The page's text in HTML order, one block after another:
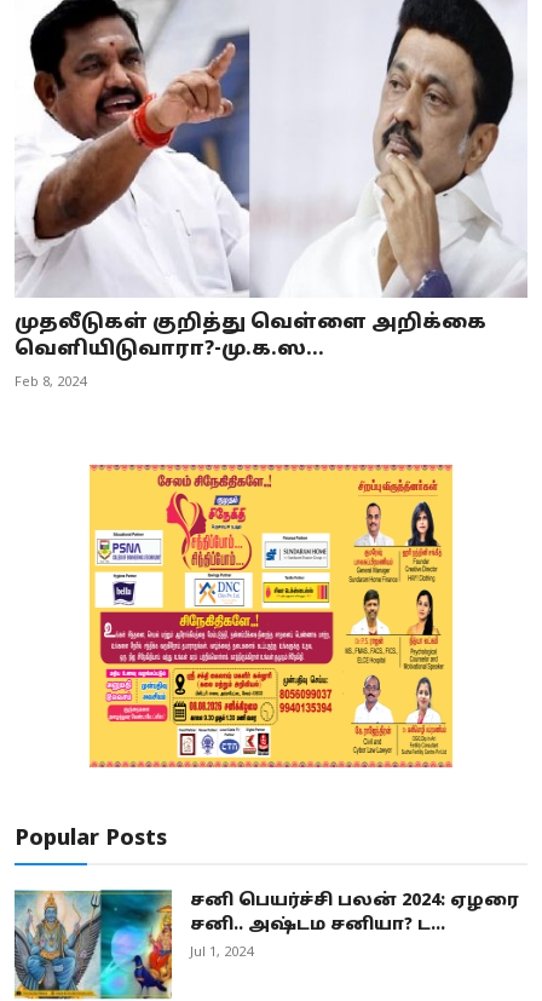
முதலீடுகள் குறித்து வெள்ளை அறிக்கை
வெளியிடுவாரா?-மு.க.ஸ...
Feb 8, 2024
Popular Posts
சனி பெயர்ச்சி பலன் 2024: ஏழரை
சனி.. அஷ்டம சனியா? ட...
Jul 1, 2024